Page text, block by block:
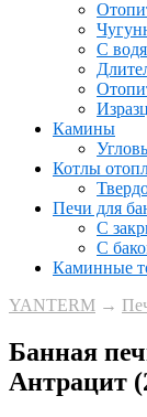
С
Камины
Котлы
Печи для
С
С
Каминные
YANTERM →
Банная
Антрацит